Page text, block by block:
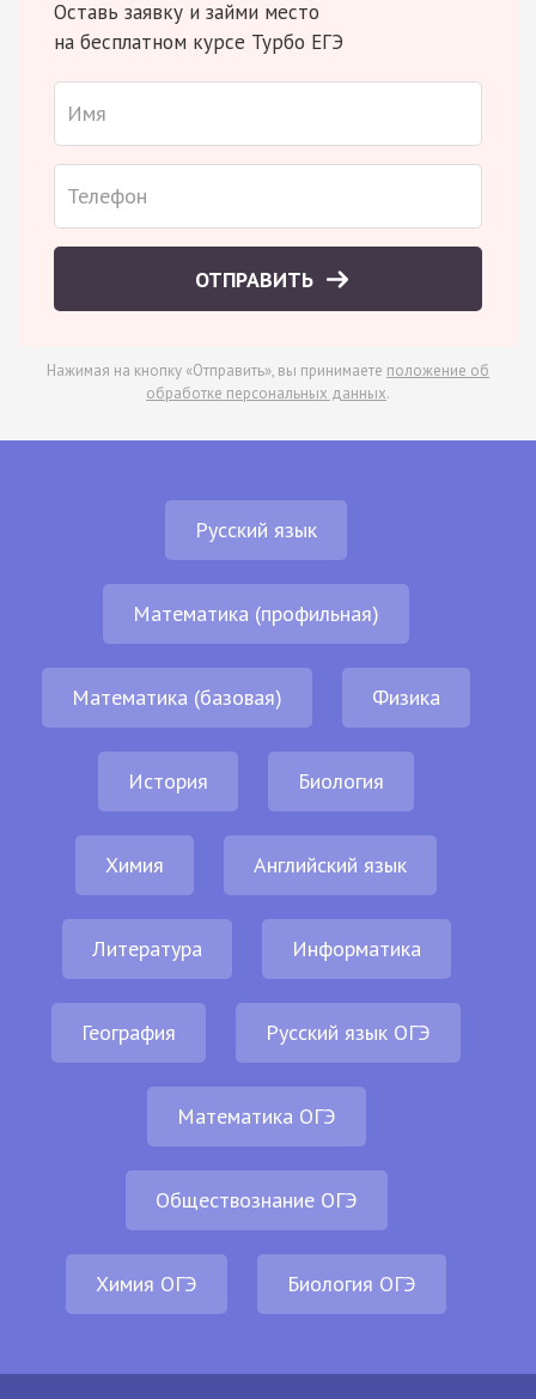
Оставь заявку и займи место
на бесплатном курсе Турбо ЕГЭ
ОТПРАВИТЬ
Нажимая на кнопку «Отправить», вы принимаете положение об
обработке персональных данных.
Русский язык
Математика (профильная)
Математика (базовая) Физика
История Биология
Химия Английский язык
Литература Информатика
География Русский язык ОГЭ
Математика ОГЭ
Обществознание ОГЭ
Химия ОГЭ Биология ОГЭ